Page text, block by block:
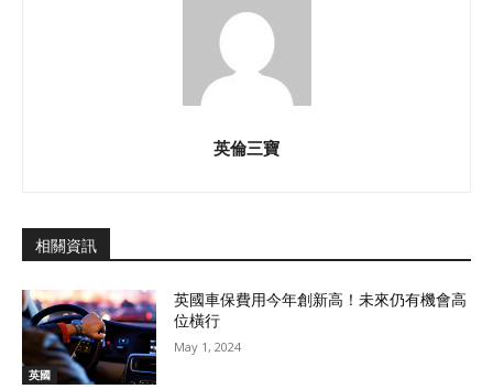
英倫三寶
相關資訊
英國
英國車保費用今年創新高！未來仍有機會高
位橫行
May 1, 2024